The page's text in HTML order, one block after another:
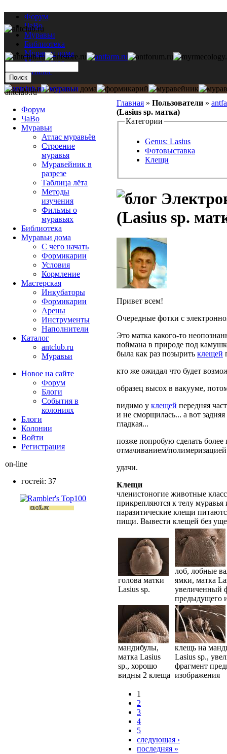
Форум
ЧаВо
Муравьи
Библиотека
Муравьи дома
Мастерская
Каталог
Главная » Пользователи »
(Lasius sp. матка)
Категории
Genus: Lasius
Фотовыставка
Клещи
(Lasius sp.
Привет всем!
Очередные фотки с
Это матка какого-то
поймана в природе под
была как раз позырить клещей
кто же ожидал что будет
образец высох в вакууме,
видимо у клещей передняя
и не сморщилась... а вот
гладкая...
позже попробую сделать
отмачиванием/
удачи.
Клещи
членистоногие животные
прикрепляются к телу
паразитические клещи
пищи. Вывести клещей без
голова матки
Lasius sp.
лоб, лобные
ямки, матка
увеличенный
предыдущего
мандибулы,
матка Lasius
sp., хорошо
видны 2 клеща
клещь на
Lasius sp.,
фрагмент
изображения
1
2
3
4
5
следующая ›
последняя »
antclub.ru
Форум
ЧаВо
Муравьи
Атлас муравьёв
Строение
муравья
Муравейник в
разрезе
Таблица лёта
Методы
изучения
Фильмы о
муравьях
Библиотека
Муравьи дома
С чего начать
Формикарии
Условия
Кормление
Мастерская
Инкубаторы
Формикарии
Арены
Инструменты
Наполнители
Каталог
antclub.ru
Муравьи
Новое на сайте
Форум
Блоги
События в
колониях
Блоги
Колонии
Войти
Peгиcтpaция
on-line
гостей: 37